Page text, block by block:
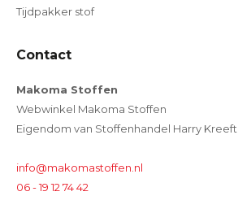
Tijdpakker stof
Contact
Makoma Stoffen
Webwinkel Makoma Stoffen
Eigendom van Stoffenhandel Harry Kreeft
info@makomastoffen.nl
06 - 19 12 74 42